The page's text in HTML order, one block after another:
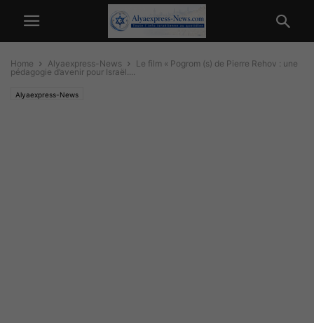
Home Alyaexpress-News
Le film « Pogrom (s) de Pierre Rehov : une
pédagogie d’avenir pour Israël....
Alyaexpress-News